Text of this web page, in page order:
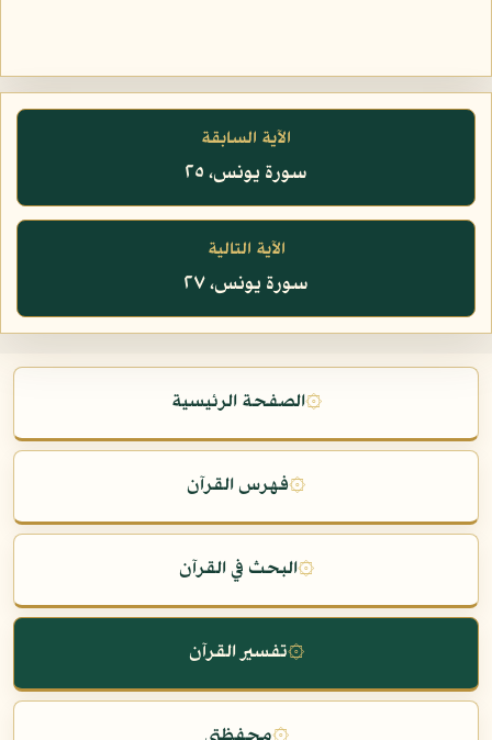
الآية السابقة
سورة يونس، ٢٥
الآية التالية
سورة يونس، ٢٧
۞الصفحة الرئيسية
۞فهرس القرآن
۞البحث في القرآن
۞تفسير القرآن